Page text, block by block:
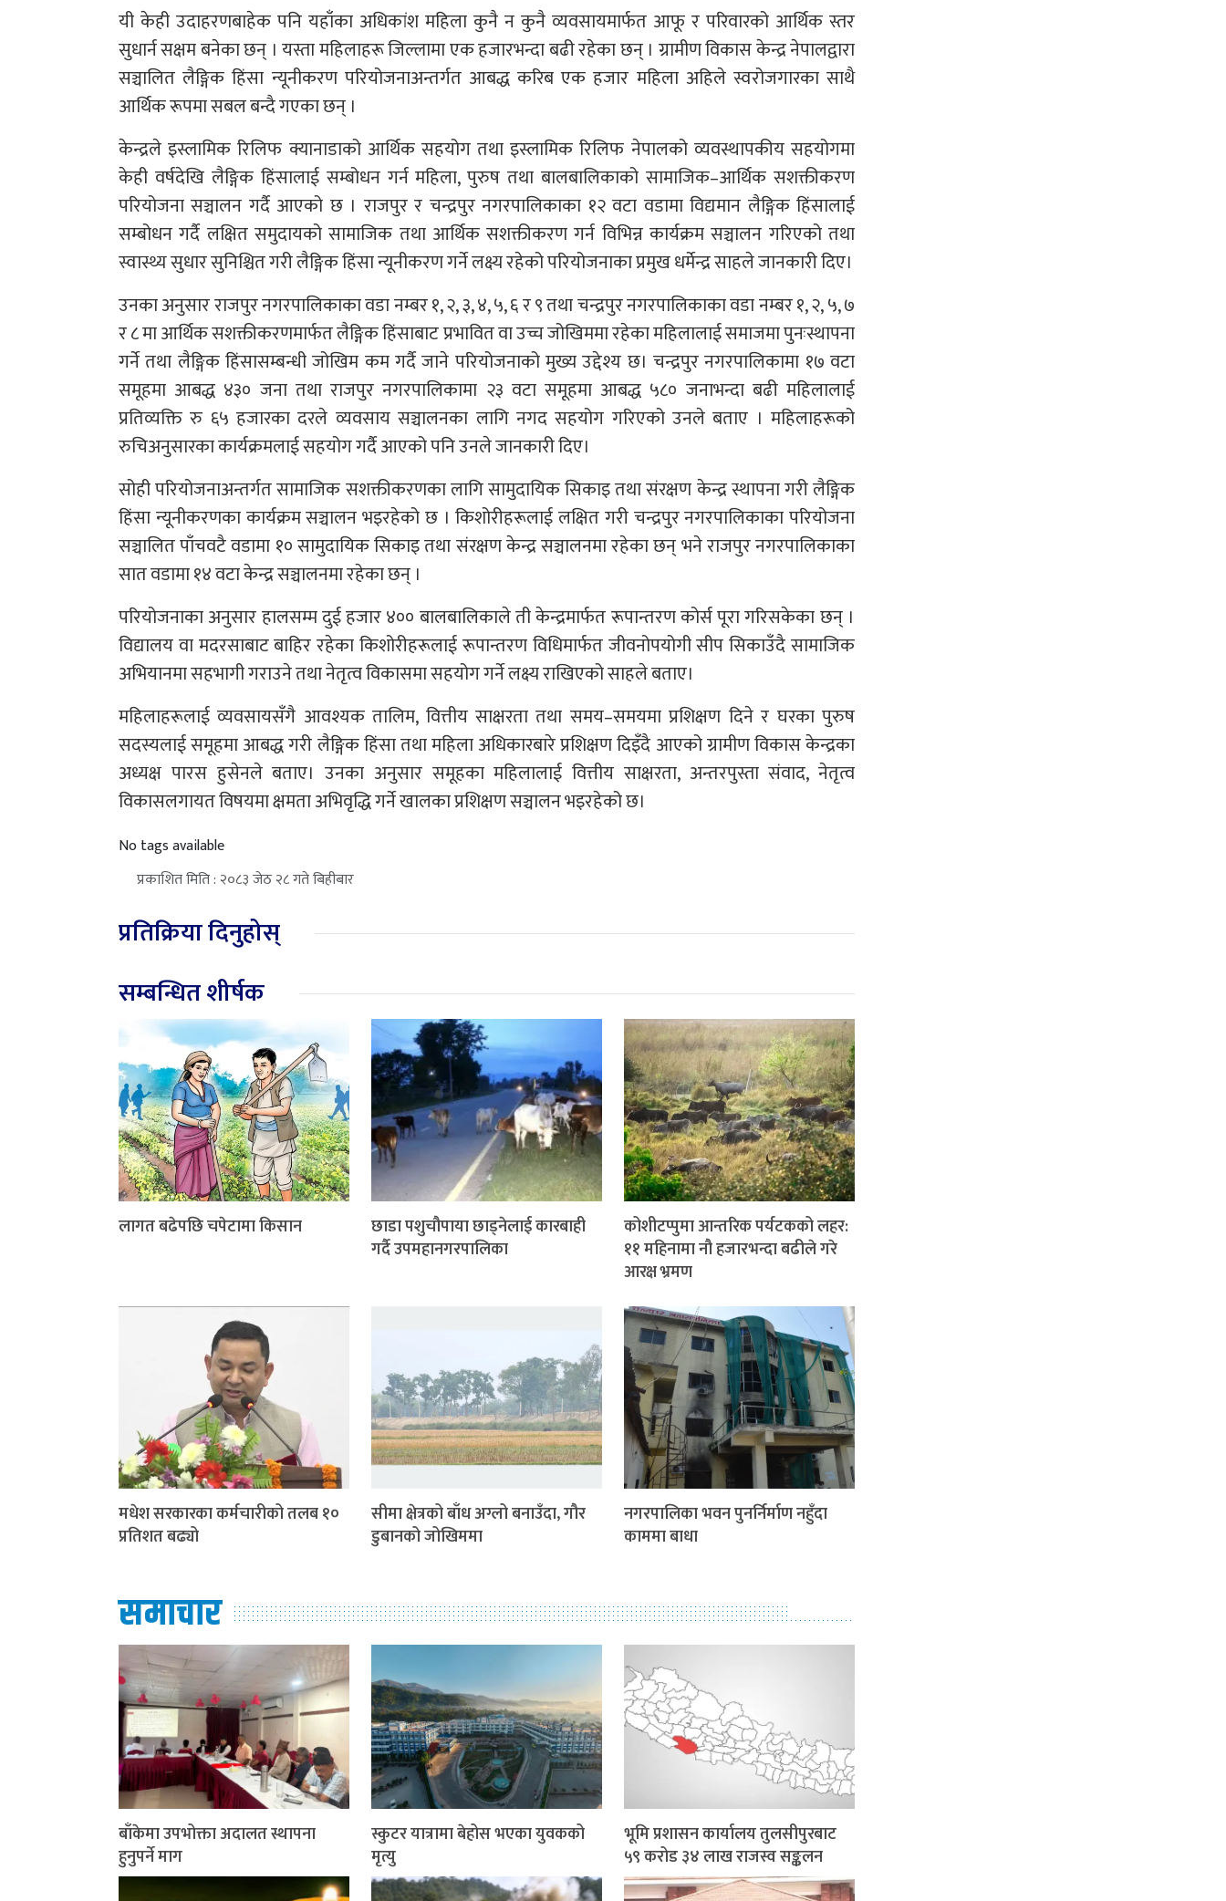
यी केही उदाहरणबाहेक पनि यहाँका अधिकांश महिला कुनै न कुनै व्यवसायमार्फत आफू र परिवारको आर्थिक स्तर
सुधार्न सक्षम बनेका छन् । यस्ता महिलाहरू जिल्लामा एक हजारभन्दा बढी रहेका छन् । ग्रामीण विकास केन्द्र नेपालद्वारा
सञ्चालित लैङ्गिक हिंसा न्यूनीकरण परियोजनाअन्तर्गत आबद्ध करिब एक हजार महिला अहिले स्वरोजगारका साथै
आर्थिक रूपमा सबल बन्दै गएका छन् ।
केन्द्रले इस्लामिक रिलिफ क्यानाडाको आर्थिक सहयोग तथा इस्लामिक रिलिफ नेपालको व्यवस्थापकीय सहयोगमा
केही वर्षदेखि लैङ्गिक हिंसालाई सम्बोधन गर्न महिला, पुरुष तथा बालबालिकाको सामाजिक–आर्थिक सशक्तीकरण
परियोजना सञ्चालन गर्दै आएको छ । राजपुर र चन्द्रपुर नगरपालिकाका १२ वटा वडामा विद्यमान लैङ्गिक हिंसालाई
सम्बोधन गर्दै लक्षित समुदायको सामाजिक तथा आर्थिक सशक्तीकरण गर्न विभिन्न कार्यक्रम सञ्चालन गरिएको तथा
स्वास्थ्य सुधार सुनिश्चित गरी लैङ्गिक हिंसा न्यूनीकरण गर्ने लक्ष्य रहेको परियोजनाका प्रमुख धर्मेन्द्र साहले जानकारी दिए।
उनका अनुसार राजपुर नगरपालिकाका वडा नम्बर १, २, ३, ४, ५, ६ र ९ तथा चन्द्रपुर नगरपालिकाका वडा नम्बर १, २, ५, ७
र ८ मा आर्थिक सशक्तीकरणमार्फत लैङ्गिक हिंसाबाट प्रभावित वा उच्च जोखिममा रहेका महिलालाई समाजमा पुनःस्थापना
गर्ने तथा लैङ्गिक हिंसासम्बन्धी जोखिम कम गर्दै जाने परियोजनाको मुख्य उद्देश्य छ। चन्द्रपुर नगरपालिकामा १७ वटा
समूहमा आबद्ध ४३० जना तथा राजपुर नगरपालिकामा २३ वटा समूहमा आबद्ध ५८० जनाभन्दा बढी महिलालाई
प्रतिव्यक्ति रु ६५ हजारका दरले व्यवसाय सञ्चालनका लागि नगद सहयोग गरिएको उनले बताए । महिलाहरूको
रुचिअनुसारका कार्यक्रमलाई सहयोग गर्दै आएको पनि उनले जानकारी दिए।
सोही परियोजनाअन्तर्गत सामाजिक सशक्तीकरणका लागि सामुदायिक सिकाइ तथा संरक्षण केन्द्र स्थापना गरी लैङ्गिक
हिंसा न्यूनीकरणका कार्यक्रम सञ्चालन भइरहेको छ । किशोरीहरूलाई लक्षित गरी चन्द्रपुर नगरपालिकाका परियोजना
सञ्चालित पाँचवटै वडामा १० सामुदायिक सिकाइ तथा संरक्षण केन्द्र सञ्चालनमा रहेका छन् भने राजपुर नगरपालिकाका
सात वडामा १४ वटा केन्द्र सञ्चालनमा रहेका छन् ।
परियोजनाका अनुसार हालसम्म दुई हजार ४०० बालबालिकाले ती केन्द्रमार्फत रूपान्तरण कोर्स पूरा गरिसकेका छन् ।
विद्यालय वा मदरसाबाट बाहिर रहेका किशोरीहरूलाई रूपान्तरण विधिमार्फत जीवनोपयोगी सीप सिकाउँदै सामाजिक
अभियानमा सहभागी गराउने तथा नेतृत्व विकासमा सहयोग गर्ने लक्ष्य राखिएको साहले बताए।
महिलाहरूलाई व्यवसायसँगै आवश्यक तालिम, वित्तीय साक्षरता तथा समय–समयमा प्रशिक्षण दिने र घरका पुरुष
सदस्यलाई समूहमा आबद्ध गरी लैङ्गिक हिंसा तथा महिला अधिकारबारे प्रशिक्षण दिइँदै आएको ग्रामीण विकास केन्द्रका
अध्यक्ष पारस हुसेनले बताए। उनका अनुसार समूहका महिलालाई वित्तीय साक्षरता, अन्तरपुस्ता संवाद, नेतृत्व
विकासलगायत विषयमा क्षमता अभिवृद्धि गर्ने खालका प्रशिक्षण सञ्चालन भइरहेको छ।
No tags available
प्रकाशित मिति : २०८३ जेठ २८ गते बिहीबार
प्रतिक्रिया दिनुहोस्
सम्बन्धित शीर्षक
लागत बढेपछि चपेटामा किसान
छाडा पशुचौपाया छाड्नेलाई कारबाही
गर्दै उपमहानगरपालिका
कोशीटप्पुमा आन्तरिक पर्यटकको लहर:
११ महिनामा नौ हजारभन्दा बढीले गरे
आरक्ष भ्रमण
मधेश सरकारका कर्मचारीको तलब १०
प्रतिशत बढ्यो
सीमा क्षेत्रको बाँध अग्लो बनाउँदा, गौर
डुबानको जोखिममा
नगरपालिका भवन पुनर्निर्माण नहुँदा
काममा बाधा
समाचार
बाँकेमा उपभोक्ता अदालत स्थापना
हुनुपर्ने माग
स्कुटर यात्रामा बेहोस भएका युवकको
मृत्यु
भूमि प्रशासन कार्यालय तुलसीपुरबाट
५९ करोड ३४ लाख राजस्व सङ्कलन